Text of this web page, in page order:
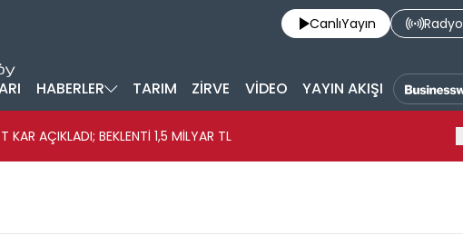
CanlıYayın Radyo
HABERLER TARIM ZİRVE VİDEO YAYIN AKIŞI
AÇIKLADI; BEKLENTİ 1,5 MİLYAR TL